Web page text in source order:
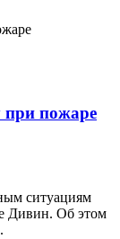
пожаре
ситуациям
Дивин. Об этом